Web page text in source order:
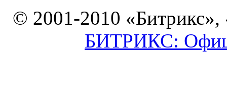
© 2001-2010 «Битрикс»,
БИТРИКС: